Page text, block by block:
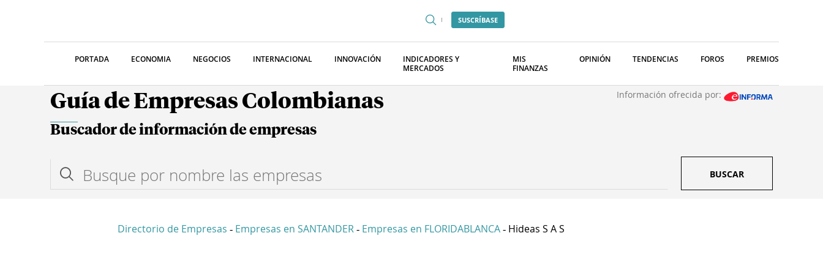
SUSCRÍBASE
PORTADA ECONOMIA NEGOCIOS INTERNACIONAL INNOVACIÓN
INDICADORES Y
MERCADOS
MIS
FINANZAS
OPINIÓN TENDENCIAS FOROS PREMIOS
Guía de Empresas Colombianas Información ofrecida por:
Buscador de información de empresas
BUSCAR
Directorio de Empresas - Empresas en SANTANDER - Empresas en FLORIDABLANCA - Hideas S A S